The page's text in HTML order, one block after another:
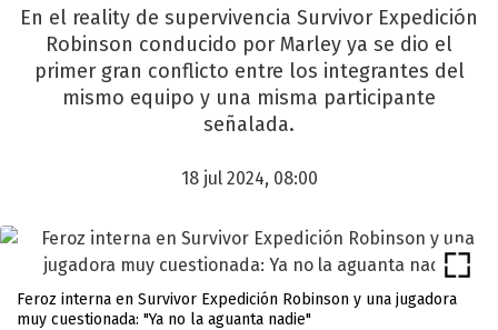
En el reality de supervivencia Survivor Expedición
Robinson conducido por Marley ya se dio el
primer gran conflicto entre los integrantes del
mismo equipo y una misma participante
señalada.
18 jul 2024, 08:00
Feroz interna en Survivor Expedición Robinson y una jugadora
muy cuestionada: "Ya no la aguanta nadie"